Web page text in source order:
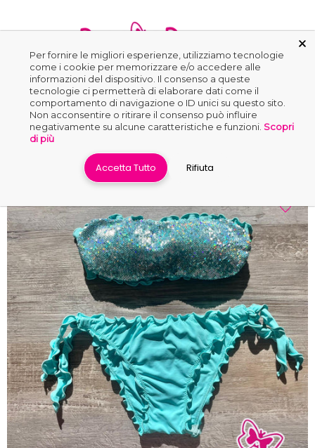
0
Per fornire le migliori esperienze, utilizziamo tecnologie
come i cookie per memorizzare e/o accedere alle
informazioni del dispositivo. Il consenso a queste
tecnologie ci permetterà di elaborare dati come il
comportamento di navigazione o ID unici su questo sito.
Non acconsentire o ritirare il consenso può influire
negativamente su alcune caratteristiche e funzioni. Scopri
di più
Accetta Tutto Rifiuta